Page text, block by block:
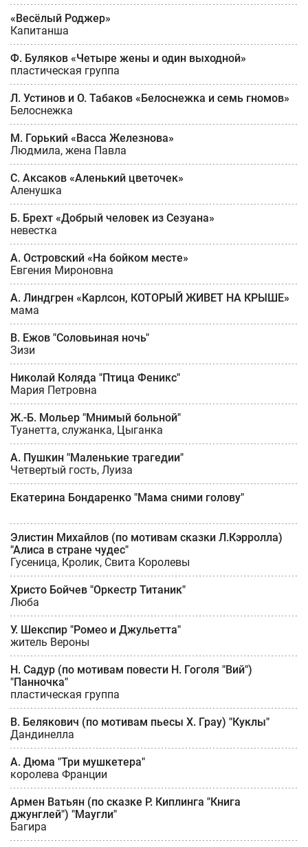
«Весёлый Роджер»
Капитанша
Ф. Буляков «Четыре жены и один выходной»
пластическая группа
Л. Устинов и О. Табаков «Белоснежка и семь гномов»
Белоснежка
М. Горький «Васса Железнова»
Людмила, жена Павла
С. Аксаков «Аленький цветочек»
Аленушка
Б. Брехт «Добрый человек из Сезуана»
невестка
А. Островский «На бойком месте»
Евгения Мироновна
А. Линдгрен «Карлсон, КОТОРЫЙ ЖИВЕТ НА КРЫШЕ»
мама
В. Ежов "Соловьиная ночь"
Зизи
Николай Коляда "Птица Феникс"
Мария Петровна
Ж.-Б. Мольер "Мнимый больной"
Туанетта, служанка, Цыганка
А. Пушкин "Маленькие трагедии"
Четвертый гость, Луиза
Екатерина Бондаренко "Мама сними голову"
Элистин Михайлов (по мотивам сказки Л.Кэрролла)
"Алиса в стране чудес"
Гусеница, Кролик, Свита Королевы
Христо Бойчев "Оркестр Титаник"
Люба
У. Шекспир "Ромео и Джульетта"
житель Вероны
Н. Садур (по мотивам повести Н. Гоголя "Вий")
"Панночка"
пластическая группа
В. Белякович (по мотивам пьесы Х. Грау) "Куклы"
Дандинелла
А. Дюма "Три мушкетера"
королева Франции
Армен Ватьян (по сказке Р. Киплинга "Книга
джунглей") "Маугли"
Багира